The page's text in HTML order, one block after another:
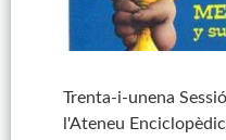
Trenta-i-unena
l'Ateneu